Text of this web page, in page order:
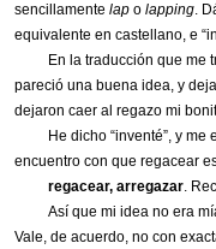
sencillamente lap o lapping.
equivalente en castellano, e
En la traducción que me
pareció una buena idea, y
dejaron caer al regazo mi
He dicho “inventé”, y
encuentro con que regacear
regacear, arregazar.
Así que mi idea no era
Vale, de acuerdo, no con